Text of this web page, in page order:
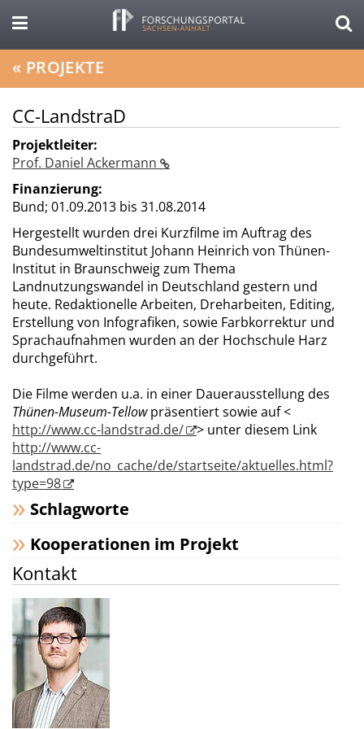
« PROJEKTE
CC-LandstraD
Projektleiter:
Prof. Daniel Ackermann
Finanzierung:
Bund; 01.09.2013 bis 31.08.2014
Hergestellt wurden drei Kurzfilme im Auftrag des
Bundesumweltinstitut Johann Heinrich von Thünen-
Institut in Braunschweig zum Thema
Landnutzungswandel in Deutschland gestern und
heute. Redaktionelle Arbeiten, Dreharbeiten, Editing,
Erstellung von Infografiken, sowie Farbkorrektur und
Sprachaufnahmen wurden an der Hochschule Harz
durchgeführt.
Die Filme werden u.a. in einer Dauerausstellung des
Thünen-Museum-Tellowpräsentiert sowie auf <
http://www.cc-landstrad.de/
> unter diesem Link
http://www.cc-
landstrad.de/no_cache/de/startseite/aktuelles.html?
type=98
Schlagworte
Kooperationen im Projekt
Kontakt